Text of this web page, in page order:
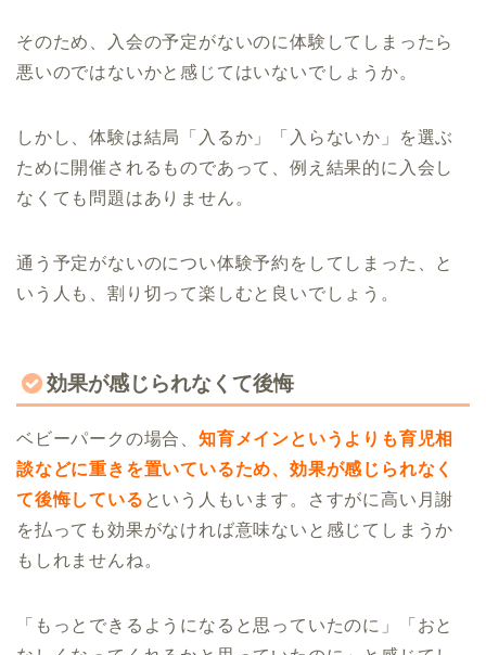
そのため、入会の予定がないのに体験してしまったら
悪いのではないかと感じてはいないでしょうか。
しかし、体験は結局「入るか」「入らないか」を選ぶ
ために開催されるものであって、例え結果的に入会し
なくても問題はありません。
通う予定がないのについ体験予約をしてしまった、と
いう人も、割り切って楽しむと良いでしょう。
効果が感じられなくて後悔
ベビーパークの場合、 知育メインというよりも育児相
談などに重きを置いているため、効果が感じられなく
て後悔している という人もいます。さすがに高い月謝
を払っても効果がなければ意味ないと感じてしまうか
もしれませんね。
「もっとできるようになると思っていたのに」「おと